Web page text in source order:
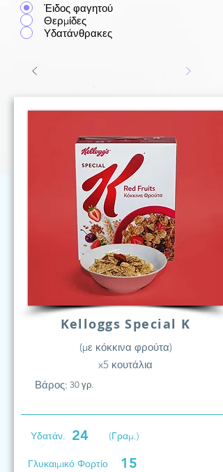
Έιδος φαγητού
Θερμίδες
Υδατάνθρακες
Kelloggs Special K
(με κόκκινα φρούτα)
x5 κουτάλια
Βάρος: 30 γρ.
Υδατάν. 24 (Γραμ.)
Γλυκαιμικό Φορτίο 15